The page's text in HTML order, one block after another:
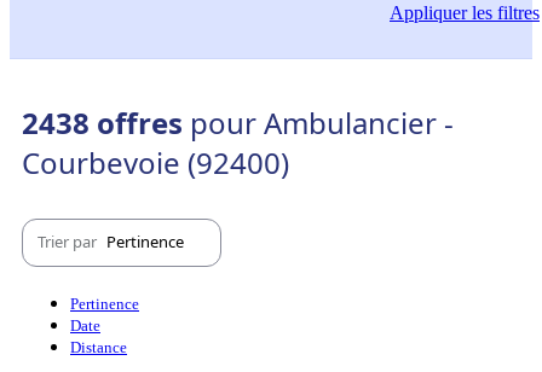
Appliquerles filtres
2438 offres pour Ambulancier -
Courbevoie (92400)
Trier par Pertinence
Pertinence
Date
Distance